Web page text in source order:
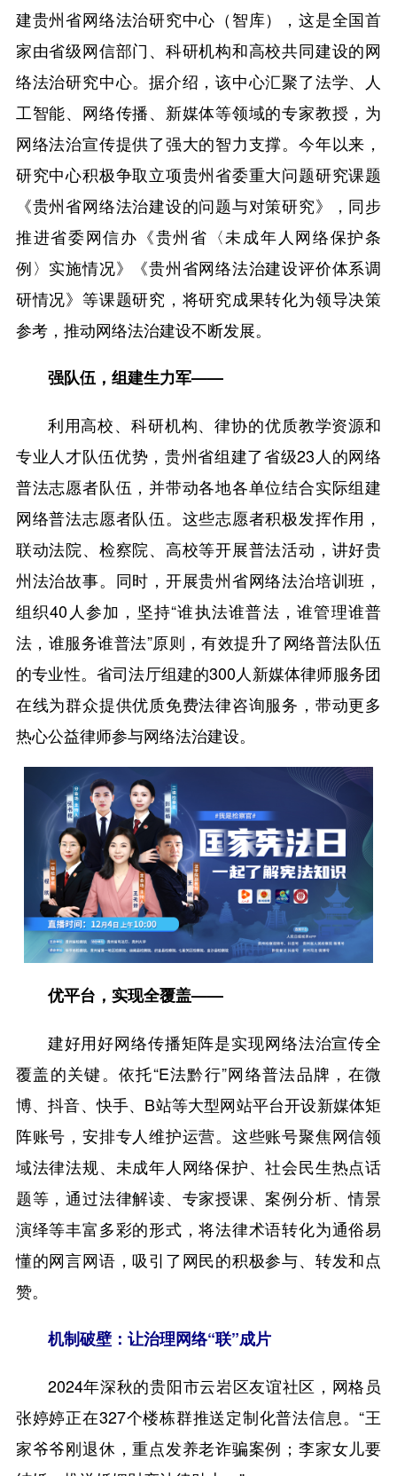
建贵州省网络法治研究中心（智库），这是全国首
家由省级网信部门、科研机构和高校共同建设的网
络法治研究中心。据介绍，该中心汇聚了法学、人
工智能、网络传播、新媒体等领域的专家教授，为
网络法治宣传提供了强大的智力支撑。今年以来，
研究中心积极争取立项贵州省委重大问题研究课题
《贵州省网络法治建设的问题与对策研究》，同步
推进省委网信办《贵州省〈未成年人网络保护条
例〉实施情况》《贵州省网络法治建设评价体系调
研情况》等课题研究，将研究成果转化为领导决策
参考，推动网络法治建设不断发展。
强队伍，组建生力军——
利用高校、科研机构、律协的优质教学资源和
专业人才队伍优势，贵州省组建了省级23人的网络
普法志愿者队伍，并带动各地各单位结合实际组建
网络普法志愿者队伍。这些志愿者积极发挥作用，
联动法院、检察院、高校等开展普法活动，讲好贵
州法治故事。同时，开展贵州省网络法治培训班，
组织40人参加，坚持“谁执法谁普法，谁管理谁普
法，谁服务谁普法”原则，有效提升了网络普法队伍
的专业性。省司法厅组建的300人新媒体律师服务团
在线为群众提供优质免费法律咨询服务，带动更多
热心公益律师参与网络法治建设。
优平台，实现全覆盖——
建好用好网络传播矩阵是实现网络法治宣传全
覆盖的关键。依托“E法黔行”网络普法品牌，在微
博、抖音、快手、B站等大型网站平台开设新媒体矩
阵账号，安排专人维护运营。这些账号聚焦网信领
域法律法规、未成年人网络保护、社会民生热点话
题等，通过法律解读、专家授课、案例分析、情景
演绎等丰富多彩的形式，将法律术语转化为通俗易
懂的网言网语，吸引了网民的积极参与、转发和点
赞。
机制破壁：让治理网络“联”成片
2024年深秋的贵阳市云岩区友谊社区，网格员
张婷婷正在327个楼栋群推送定制化普法信息。“王
家爷爷刚退休，重点发养老诈骗案例；李家女儿要